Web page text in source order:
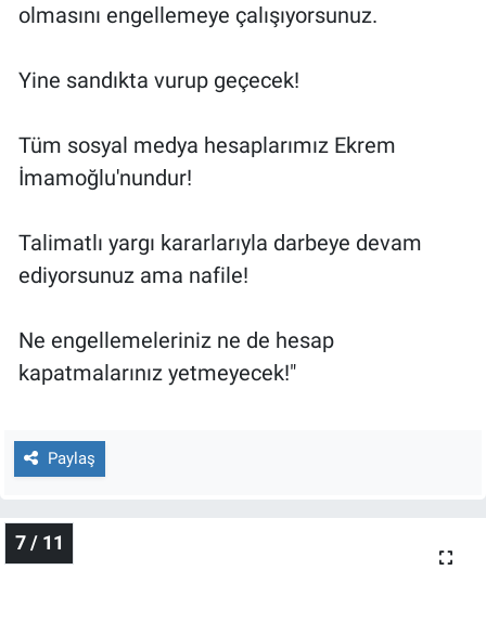
olmasını engellemeye çalışıyorsunuz.
Yine sandıkta vurup geçecek!
Tüm sosyal medya hesaplarımız Ekrem
İmamoğlu'nundur!
Talimatlı yargı kararlarıyla darbeye devam
ediyorsunuz ama nafile!
Ne engellemeleriniz ne de hesap
kapatmalarınız yetmeyecek!"
Paylaş
7 / 11